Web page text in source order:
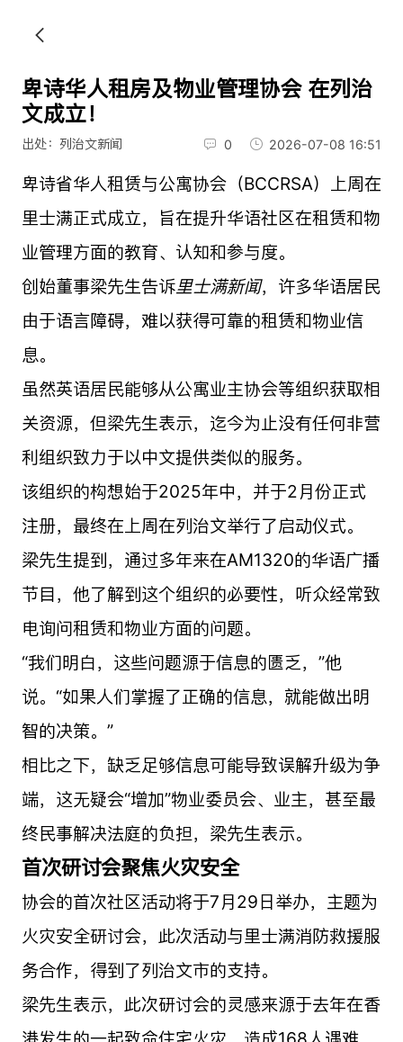
卑诗华人租房及物业管理协会 在列治
文成立！
出处：列治文新闻 0 2026-07-08 16:51
卑诗省华人租赁与公寓协会（BCCRSA）上周在
里士满正式成立，旨在提升华语社区在租赁和物
业管理方面的教育、认知和参与度。
创始董事梁先生告诉里士满新闻，许多华语居民
由于语言障碍，难以获得可靠的租赁和物业信
息。
虽然英语居民能够从公寓业主协会等组织获取相
关资源，但梁先生表示，迄今为止没有任何非营
利组织致力于以中文提供类似的服务。
该组织的构想始于2025年中，并于2月份正式
注册，最终在上周在列治文举行了启动仪式。
梁先生提到，通过多年来在AM1320的华语广播
节目，他了解到这个组织的必要性，听众经常致
电询问租赁和物业方面的问题。
“我们明白，这些问题源于信息的匮乏，”他
说。“如果人们掌握了正确的信息，就能做出明
智的决策。”
相比之下，缺乏足够信息可能导致误解升级为争
端，这无疑会“增加”物业委员会、业主，甚至最
终民事解决法庭的负担，梁先生表示。
首次研讨会聚焦火灾安全
协会的首次社区活动将于7月29日举办，主题为
火灾安全研讨会，此次活动与里士满消防救援服
务合作，得到了列治文市的支持。
梁先生表示，此次研讨会的灵感来源于去年在香